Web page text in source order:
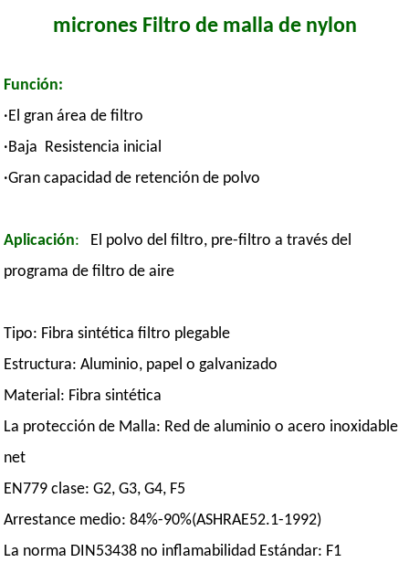
micrones Filtro de malla de nylon
Función:
·El gran área de filtro
·Baja Resistencia inicial
·Gran capacidad de retención de polvo
Aplicación:
El polvo del filtro, pre-filtro a través del
programa de filtro de aire
Tipo: Fibra sintética filtro plegable
Estructura: Aluminio, papel o galvanizado
Material: Fibra sintética
La protección de Malla: Red de aluminio o acero inoxidable
net
EN779 clase: G2, G3, G4, F5
Arrestance medio: 84%-90%(ASHRAE52.1-1992)
La norma DIN53438 no inflamabilidad Estándar: F1